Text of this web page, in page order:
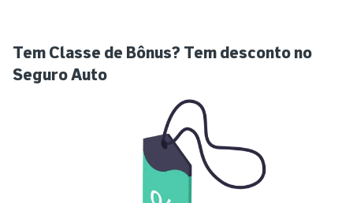
Tem Classe de Bônus? Tem desconto no
Seguro Auto